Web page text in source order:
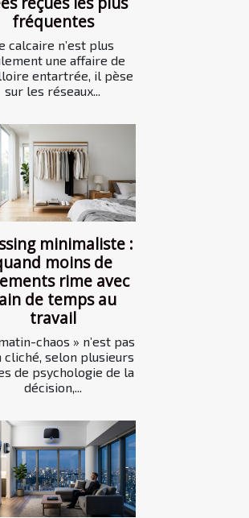
fréquentes
calcaire n’est plus
une affaire de
entartrée, il pèse
sur les réseaux...
minimaliste :
moins de
rime avec
de temps au
travail
chaos » n’est pas
cliché, selon plusieurs
de psychologie de la
décision,...